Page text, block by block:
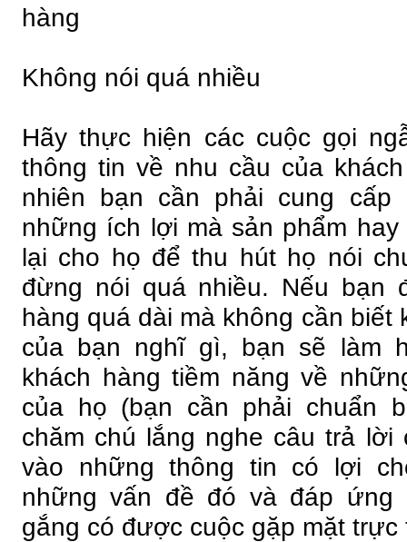
hàng
Không nói quá nhiều
Hãy thực hiện các cuộc gọi
thông tin về nhu cầu của
nhiên bạn cần phải cung
những ích lợi mà sản phẩm
lại cho họ để thu hút họ nói
đừng nói quá nhiều. Nếu bạn
hàng quá dài mà không cần biết
của bạn nghĩ gì, bạn sẽ làm
khách hàng tiềm năng về
của họ (bạn cần phải chuẩn
chăm chú lắng nghe câu trả lời
vào những thông tin có lợi
những vấn đề đó và đáp ứng
gắng có được cuộc gặp mặt trực